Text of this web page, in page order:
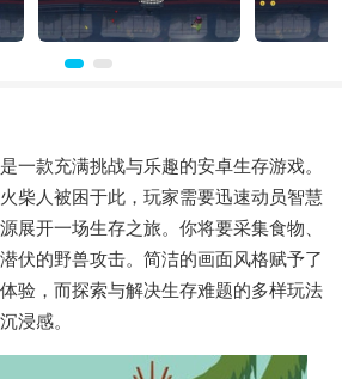
一款充满挑战与乐趣的安卓生存游戏。
柴人被困于此，玩家需要迅速动员智慧
展开一场生存之旅。你将要采集食物、
伏的野兽攻击。简洁的画面风格赋予了
验，而探索与解决生存难题的多样玩法
浸感。